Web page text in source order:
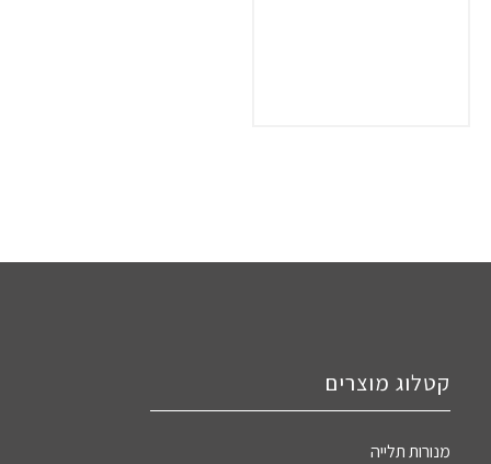
קטלוג מוצרים
מנורות תלייה